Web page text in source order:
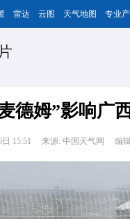
雷达 云图 天气地图 专业
德姆”影响广
15:51 来源: 中国天气网 编